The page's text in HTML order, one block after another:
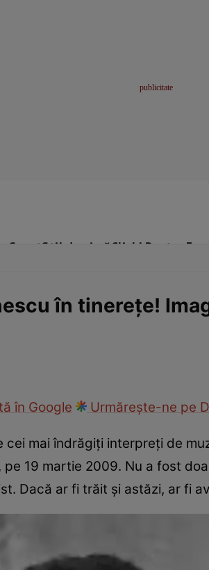
SportStil de viațăClick! Pentru
în tinerețe!
în Google Urmărește-ne pe
cei mai îndrăgiți interpreți de
19 martie 2009. Nu a fost
Dacă ar fi trăit și astăzi, ar fi